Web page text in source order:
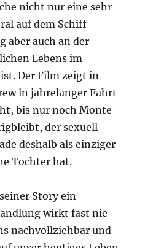
nicht nur eine sehr
auf dem Schiff
aber auch an der
Lebens im
Der Film zeigt in
in jahrelanger Fahrt
bis nur noch Monte
der sexuell
deshalb als einziger
Tochter hat.
Story ein
wirkt fast nie
nachvollziehbar und